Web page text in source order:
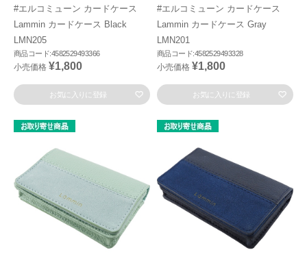
#エルコミューン カードケース
Lammin カードケース Black
LMN205
商品コード:4582529493366
小売価格 ¥1,800
お気に入りに登録
#エルコミューン カードケース
Lammin カードケース Gray
LMN201
商品コード:4582529493328
小売価格 ¥1,800
お気に入りに登録